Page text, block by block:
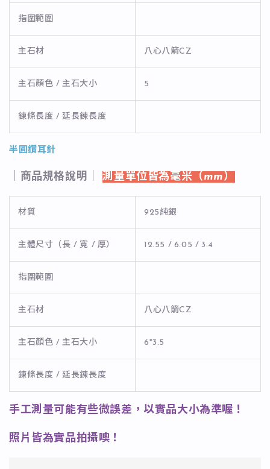
指圍範圍
主石材 八心八箭CZ
主石顏色 / 主石大小 5
鍊條長度 / 延長鍊長度
半圓鑽耳針
｜商品規格說明｜測量單位皆為毫米（mm）
材質 925純銀
主體尺寸（長 / 寬 / 厚） 12.55 / 6.05 / 3.4
指圍範圍
主石材 八心八箭CZ
主石顏色 / 主石大小 6*3.5
鍊條長度 / 延長鍊長度
手工測量可能有些微誤差，以實品大小為準喔！
照片皆為實品拍攝噢！